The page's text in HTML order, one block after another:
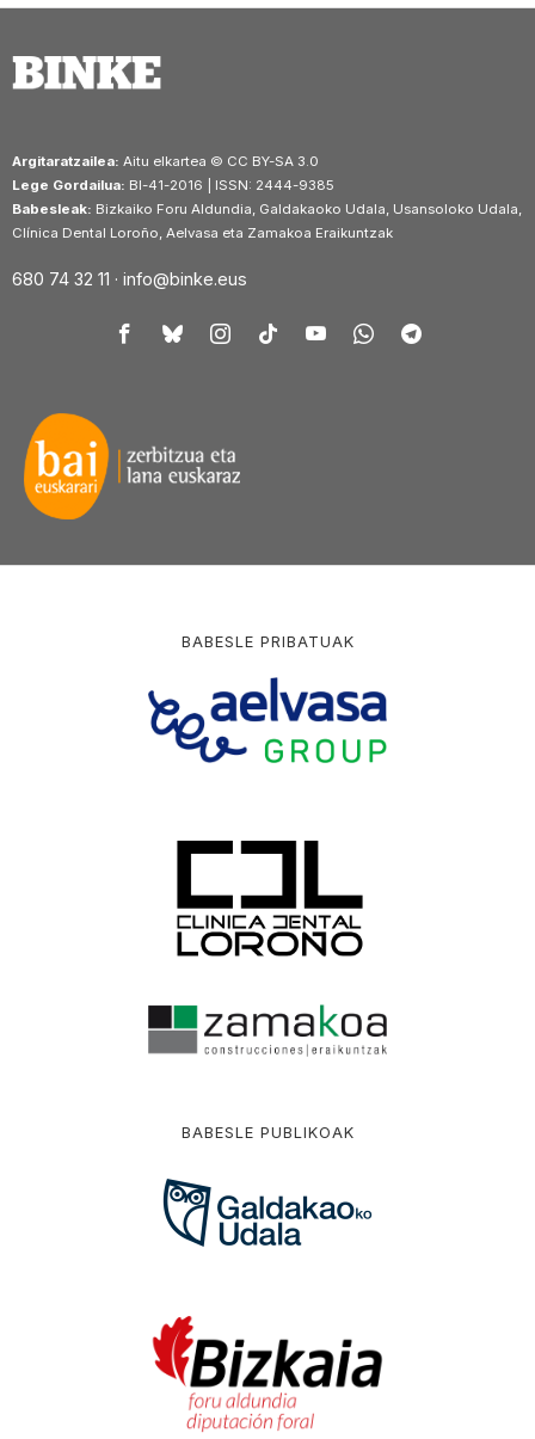
Argitaratzailea: Aitu elkartea © CC BY-SA 3.0
Lege Gordailua: BI-41-2016 | ISSN: 2444-9385
Babesleak: Bizkaiko Foru Aldundia, Galdakaoko Udala, Usansoloko Udala,
Clínica Dental Loroño, Aelvasa eta Zamakoa Eraikuntzak
680 74 32 11 · info@binke.eus
BABESLE PRIBATUAK
BABESLE PUBLIKOAK